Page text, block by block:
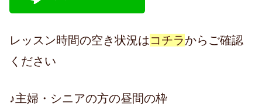
レッスン時間の空き状況は コチラからご確認
ください
♪主婦・シニアの方の昼間の枠